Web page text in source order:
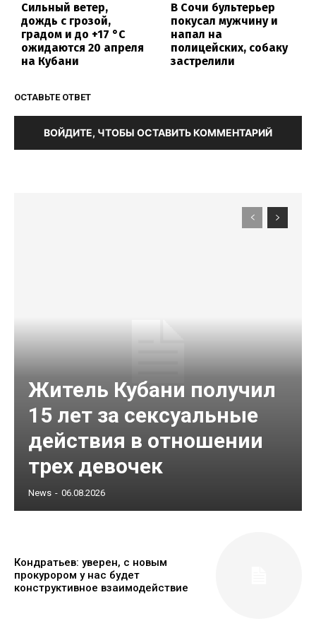
Сильный ветер,
дождь с грозой,
градом и до +17 °C
ожидаются 20 апреля
на Кубани
В Сочи бультерьер
покусал мужчину и
напал на
полицейских, собаку
застрелили
ОСТАВЬТЕ ОТВЕТ
ВОЙДИТЕ, ЧТОБЫ ОСТАВИТЬ КОММЕНТАРИЙ
Житель Кубани получил
15 лет за сексуальные
действия в отношении
трех девочек
News - 06.08.2026
Кондратьев: уверен, с новым
прокурором у нас будет
конструктивное взаимодействие